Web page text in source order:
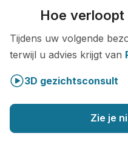
Hoe verloopt
Tijdens uw volgende
terwijl u advies krijgt van
3D gezichtsconsult
Zie je